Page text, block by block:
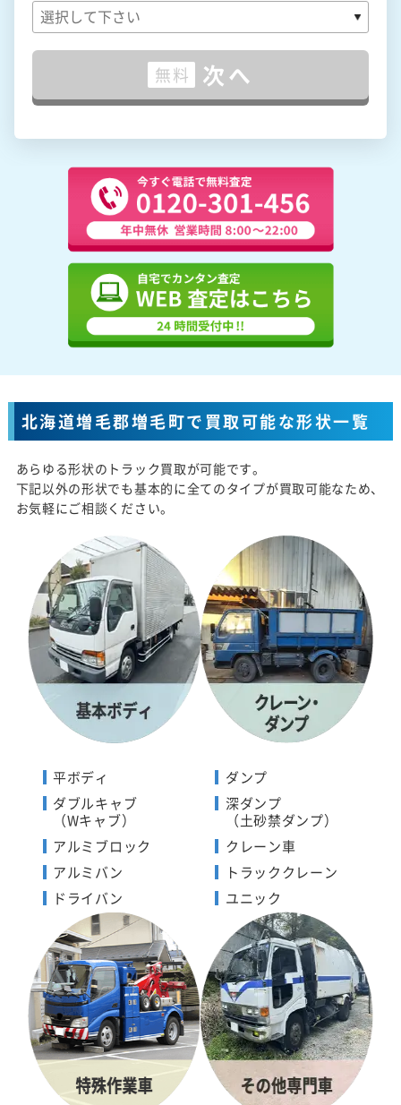
無料 次へ
北海道増毛郡増毛町で買取可能な形状一覧
あらゆる形状のトラック買取が可能です。
下記以外の形状でも基本的に全てのタイプが買取可能なため、
お気軽にご相談ください。
平ボディ
ダブルキャブ
（Wキャブ）
アルミブロック
アルミバン
ドライバン
ダンプ
深ダンプ
（土砂禁ダンプ）
クレーン車
トラッククレーン
ユニック